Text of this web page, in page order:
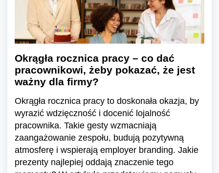
Okrągła rocznica pracy – co dać
pracownikowi, żeby pokazać, że jest
ważny dla firmy?
Okrągła rocznica pracy to doskonała okazja, by
wyrazić wdzięczność i docenić lojalność
pracownika. Takie gesty wzmacniają
zaangażowanie zespołu, budują pozytywną
atmosferę i wspierają employer branding. Jakie
prezenty najlepiej oddają znaczenie tego